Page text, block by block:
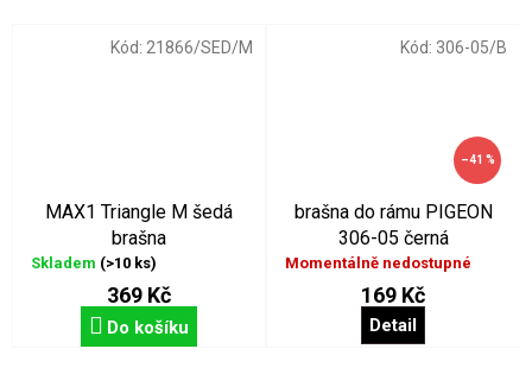
MAX1 Triangle M šedá
brašna
Skladem (>10 ks)
369 Kč
Do košíku
Kód: 21866/SED/M
–41 %
brašna do rámu PIGEON
306-05 černá
Momentálně nedostupné
169 Kč
Detail
Kód: 306-05/B